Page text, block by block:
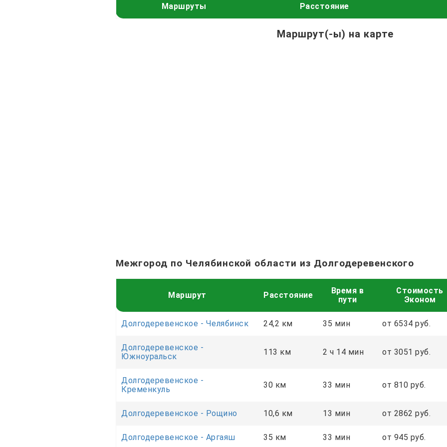
Маршруты Расстояние
Маршрут(-ы) на карте
Межгород по Челябинской области из Долгодеревенского
Маршрут Расстояние
Время в
пути
Стоимость
Эконом
Долгодеревенское - Челябинск 24,2 км 35 мин от 6534 руб.
Долгодеревенское -
Южноуральск
113 км 2 ч 14 мин от 3051 руб.
Долгодеревенское -
Кременкуль
30 км 33 мин от 810 руб.
Долгодеревенское - Рощино 10,6 км 13 мин от 2862 руб.
Долгодеревенское - Аргаяш 35 км 33 мин от 945 руб.